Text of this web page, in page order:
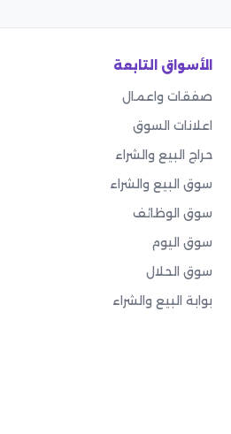
الأسواق التابعة
صفقات واعمال
اعلانات السوق
حراج البيع والشراء
سوق البيع والشراء
سوق الوظائف
سوق اليوم
سوق الحلال
بوابة البيع والشراء